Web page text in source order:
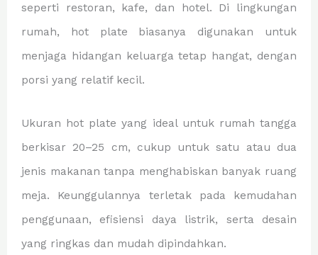
seperti restoran, kafe, dan hotel. Di lingkungan
rumah, hot plate biasanya digunakan untuk
menjaga hidangan keluarga tetap hangat, dengan
porsi yang relatif kecil.
Ukuran hot plate yang ideal untuk rumah tangga
berkisar 20–25 cm, cukup untuk satu atau dua
jenis makanan tanpa menghabiskan banyak ruang
meja. Keunggulannya terletak pada kemudahan
penggunaan, efisiensi daya listrik, serta desain
yang ringkas dan mudah dipindahkan.